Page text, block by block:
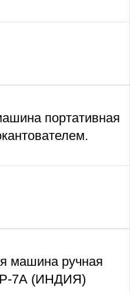
портативная
машина ручная
7А (ИНДИЯ)